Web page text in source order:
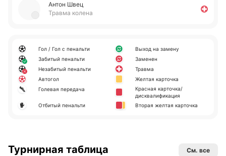
Антон Швец
Травма колена
Гол / Гол с пенальти
Забитый пенальти
Незабитый пенальти
Автогол
Голевая передача
Отбитый пенальти
Выход на замену
Заменен
Травма
Желтая карточка
Красная карточка/
дисквалификация
Вторая желтая карточка
Турнирная таблица См. все